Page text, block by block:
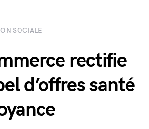
SOCIALE
rectifie
d’offres santé